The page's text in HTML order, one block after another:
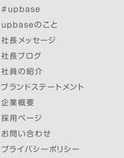
#upbase
upbaseのこと
社長メッセージ
社長ブログ
社員の紹介
ブランドステートメント
企業概要
採用ページ
お問い合わせ
プライバシーポリシー